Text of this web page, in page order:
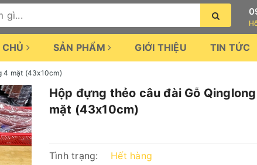
SẢN PHẨM GIỚI THIỆU TIN TỨC
4 mặt (43x10cm)
Hộp đựng thẻo câu đài Gỗ
mặt (43x10cm)
Tình trạng:
Hết hàng